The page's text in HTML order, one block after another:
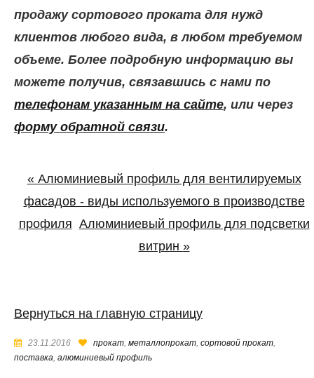
продажу сортового проката для нужд
клиентов любого вида, в любом требуемом
объеме. Более подробную информацию вы
можете получив, связавшись с нами по
телефонам указанным на сайте, или через
форму обратной связи.
«Алюминиевый профиль для вентилируемых
фасадов - виды используемого в производстве
профиля Алюминиевый профиль для подсветки
витрин »
Вернуться на главную страницу
23.11.2016 прокат металлопрокат сортовой прокат
поставка алюминиевый профиль